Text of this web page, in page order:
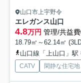
山口市上宇野令
エレガンス山口
4.8万円 管理/共益
18.79㎡～62.14㎡
山口線「上山口」駅
CATV 閑静な住宅地